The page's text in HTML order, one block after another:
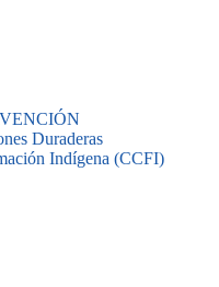
Duraderas
Indígena (CCFI)